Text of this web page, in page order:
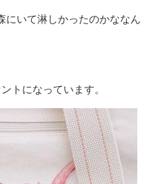
にいて淋しかったのかななん
トになっています。